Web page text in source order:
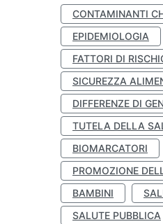
CONTAMINANTI
EPIDEMIOLOGIA
FATTORI DI
SICUREZZA
DIFFERENZE DI
TUTELA DELLA
BIOMARCATORI
PROMOZIONE
BAMBINI
SALUTE PUBBLICA